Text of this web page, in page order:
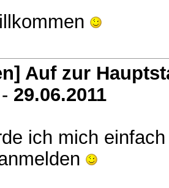
Auf zur
- 29.06.2011
ich mich